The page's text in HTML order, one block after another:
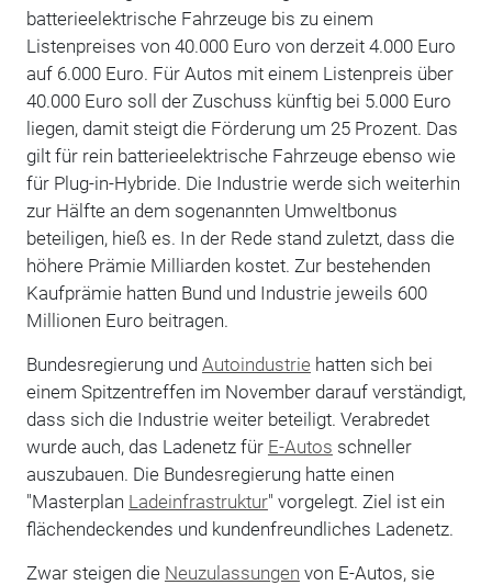
batterieelektrische Fahrzeuge bis zu einem
Listenpreises von 40.000 Euro von derzeit 4.000 Euro
auf 6.000 Euro. Für Autos mit einem Listenpreis über
40.000 Euro soll der Zuschuss künftig bei 5.000 Euro
liegen, damit steigt die Förderung um 25 Prozent. Das
gilt für rein batterieelektrische Fahrzeuge ebenso wie
für Plug-in-Hybride. Die Industrie werde sich weiterhin
zur Hälfte an dem sogenannten Umweltbonus
beteiligen, hieß es. In der Rede stand zuletzt, dass die
höhere Prämie Milliarden kostet. Zur bestehenden
Kaufprämie hatten Bund und Industrie jeweils 600
Millionen Euro beitragen.
Bundesregierung und Autoindustrie hatten sich bei
einem Spitzentreffen im November darauf verständigt,
dass sich die Industrie weiter beteiligt. Verabredet
wurde auch, das Ladenetz für E-Autos schneller
auszubauen. Die Bundesregierung hatte einen
"Masterplan Ladeinfrastruktur" vorgelegt. Ziel ist ein
flächendeckendes und kundenfreundliches Ladenetz.
Zwar steigen die Neuzulassungen von E-Autos, sie